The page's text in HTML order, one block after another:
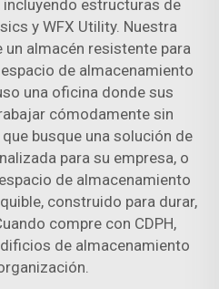
estructuras de
y WFX Utility. Nuestra
almacén resistente para
de almacenamiento
una oficina donde sus
cómodamente sin
busque una solución de
para su empresa, o
de almacenamiento
construido para durar,
compre con CDPH,
de almacenamiento